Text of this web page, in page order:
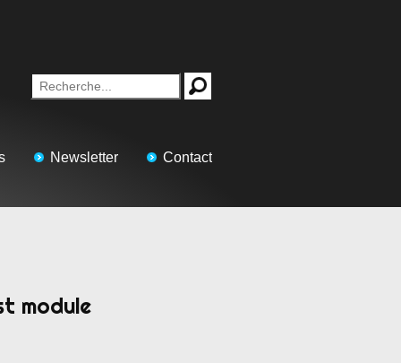
Newsletter Contact
module